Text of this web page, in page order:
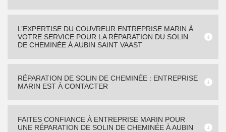
L’EXPERTISE DU COUVREUR ENTREPRISE MARIN À
VOTRE SERVICE POUR LA RÉPARATION DU SOLIN
DE CHEMINÉE À AUBIN SAINT VAAST
RÉPARATION DE SOLIN DE CHEMINÉE : ENTREPRISE
MARIN EST À CONTACTER
FAITES CONFIANCE À ENTREPRISE MARIN POUR
UNE RÉPARATION DE SOLIN DE CHEMINÉE À AUBIN